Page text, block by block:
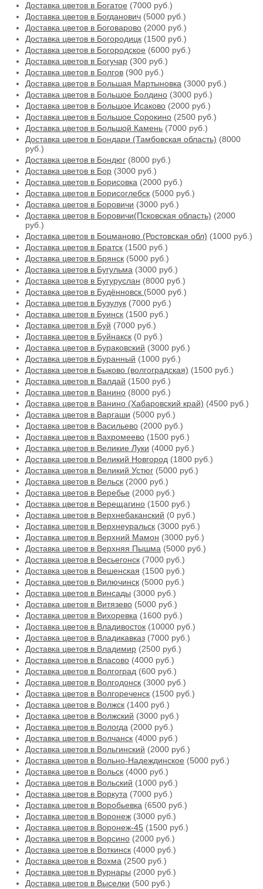
Доставка цветов в Богатое (7000 руб.)
Доставка цветов в Богданович (5000 руб.)
Доставка цветов в Боговарово (2000 руб.)
Доставка цветов в Богородицк (1500 руб.)
Доставка цветов в Богородское (6000 руб.)
Доставка цветов в Богучар (300 руб.)
Доставка цветов в Болгов (900 руб.)
Доставка цветов в Большая Мартыновка (3000 руб.)
Доставка цветов в Большое Болдино (3000 руб.)
Доставка цветов в Большое Исаково (2000 руб.)
Доставка цветов в Большое Сорокино (2500 руб.)
Доставка цветов в Большой Камень (7000 руб.)
Доставка цветов в Бондари (Тамбовская область) (8000
руб.)
Доставка цветов в Бондюг (8000 руб.)
Доставка цветов в Бор (3000 руб.)
Доставка цветов в Борисовка (2000 руб.)
Доставка цветов в Борисоглебск (5000 руб.)
Доставка цветов в Боровичи (3000 руб.)
Доставка цветов в Боровичи(Псковская область) (2000
руб.)
Доставка цветов в Боцманово (Ростовская обл) (1000 руб.)
Доставка цветов в Братск (1500 руб.)
Доставка цветов в Брянск (5000 руб.)
Доставка цветов в Бугульма (3000 руб.)
Доставка цветов в Бугуруслан (8000 руб.)
Доставка цветов в Будённовск (5000 руб.)
Доставка цветов в Бузулук (7000 руб.)
Доставка цветов в Буинск (1500 руб.)
Доставка цветов в Буй (7000 руб.)
Доставка цветов в Буйнакск (0 руб.)
Доставка цветов в Бураковский (3000 руб.)
Доставка цветов в Буранный (1000 руб.)
Доставка цветов в Быково (волгоградская) (1500 руб.)
Доставка цветов в Валдай (1500 руб.)
Доставка цветов в Ванино (8000 руб.)
Доставка цветов в Ванино (Хабаровский край) (4500 руб.)
Доставка цветов в Варгаши (5000 руб.)
Доставка цветов в Васильево (2000 руб.)
Доставка цветов в Вахромеево (1500 руб.)
Доставка цветов в Великие Луки (4000 руб.)
Доставка цветов в Великий Новгород (1800 руб.)
Доставка цветов в Великий Устюг (5000 руб.)
Доставка цветов в Вельск (2000 руб.)
Доставка цветов в Веребье (2000 руб.)
Доставка цветов в Верещагино (1500 руб.)
Доставка цветов в Верхнебаканский (0 руб.)
Доставка цветов в Верхнеуральск (3000 руб.)
Доставка цветов в Верхний Мамон (3000 руб.)
Доставка цветов в Верхняя Пышма (5000 руб.)
Доставка цветов в Весьегонск (7000 руб.)
Доставка цветов в Вешенская (1500 руб.)
Доставка цветов в Вилючинск (5000 руб.)
Доставка цветов в Винсады (3000 руб.)
Доставка цветов в Витязево (5000 руб.)
Доставка цветов в Вихоревка (1600 руб.)
Доставка цветов в Владивосток (10000 руб.)
Доставка цветов в Владикавказ (7000 руб.)
Доставка цветов в Владимир (2500 руб.)
Доставка цветов в Власово (4000 руб.)
Доставка цветов в Волгоград (600 руб.)
Доставка цветов в Волгодонск (3000 руб.)
Доставка цветов в Волгореченск (1500 руб.)
Доставка цветов в Волжск (1400 руб.)
Доставка цветов в Волжский (3000 руб.)
Доставка цветов в Вологда (2000 руб.)
Доставка цветов в Волчанск (4000 руб.)
Доставка цветов в Вольгинский (2000 руб.)
Доставка цветов в Вольно-Надеждинское (5000 руб.)
Доставка цветов в Вольск (4000 руб.)
Доставка цветов в Вольский (1000 руб.)
Доставка цветов в Воркута (7000 руб.)
Доставка цветов в Воробьевка (6500 руб.)
Доставка цветов в Воронеж (3000 руб.)
Доставка цветов в Воронеж-45 (1500 руб.)
Доставка цветов в Ворсино (2000 руб.)
Доставка цветов в Воткинск (4000 руб.)
Доставка цветов в Вохма (2500 руб.)
Доставка цветов в Вурнары (2000 руб.)
Доставка цветов в Выселки (500 руб.)